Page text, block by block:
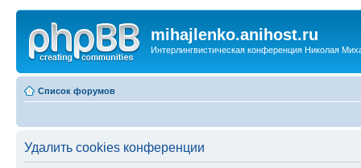
mihajlenko.anihost.ru
Интерлингвистическая конференция Николая
Список форумов
Удалить cookies конференции